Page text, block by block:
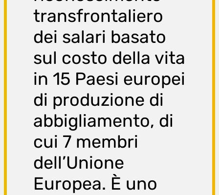
transfrontaliero
dei salari basato
sul costo della vita
in 15 Paesi europei
di produzione di
abbigliamento, di
cui 7 membri
dell’Unione
Europea. È uno